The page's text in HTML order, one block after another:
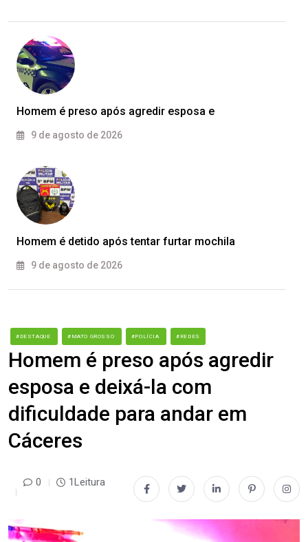
Homem é preso após agredir esposa e
9 de agosto de 2026
Homem é detido após tentar furtar mochila
9 de agosto de 2026
#DESTAQUE #MATO GROSSO #POLÍCIA #REDES
Homem é preso após agredir
esposa e deixá-la com
dificuldade para andar em
Cáceres
0 1Leitura